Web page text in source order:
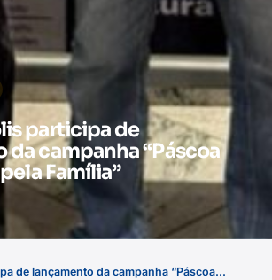
participa de
campanha “Páscoa
Família”
de lançamento da campanha “Páscoa...